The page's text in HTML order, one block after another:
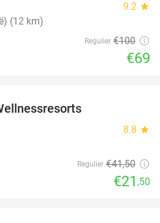
9.2 star
(12 km)
Regulier €100
€69
8.8 star
Regulier €41,50
€21 ,50